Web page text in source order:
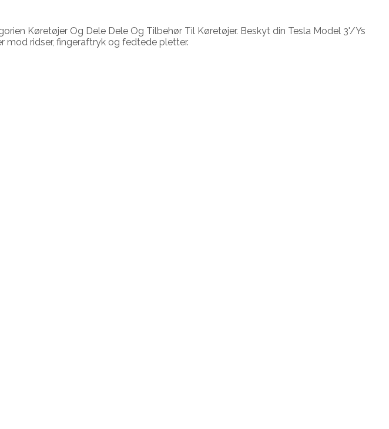
Køretøjer Og Dele Dele Og Tilbehør Til Køretøjer. Beskyt din Tesla Model 3'/Ys
ridser, fingeraftryk og fedtede pletter.